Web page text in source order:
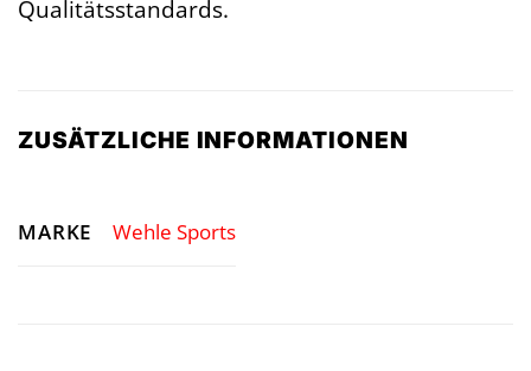
Qualitätsstandards.
ZUSÄTZLICHE INFORMATIONEN
MARKE Wehle Sports